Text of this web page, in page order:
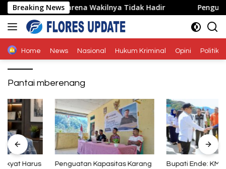
Langsung
ke
konten
Breaking News
Jalan Lain Karena Wakilnya Tidak Hadir Penguatan
Home News Nasional Hukum Kriminal Opini Politik
Pantai mberenang
Penguatan Kapasitas Karang
Bupati Ende: KMP Inerie II Jadi